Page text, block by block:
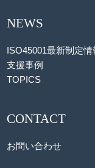
NEWS
ISO45001最新制定
支援事例
TOPICS
CONTACT
お問い合わせ